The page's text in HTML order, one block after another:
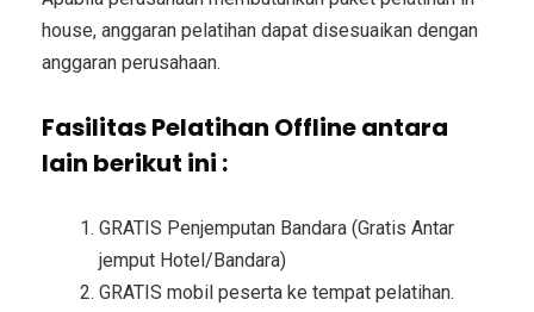
house, anggaran pelatihan dapat disesuaikan dengan
anggaran perusahaan.
Fasilitas Pelatihan Offline antara
lain berikut ini :
GRATIS Penjemputan Bandara (Gratis Antar
jemput Hotel/Bandara)
GRATIS mobil peserta ke tempat pelatihan.